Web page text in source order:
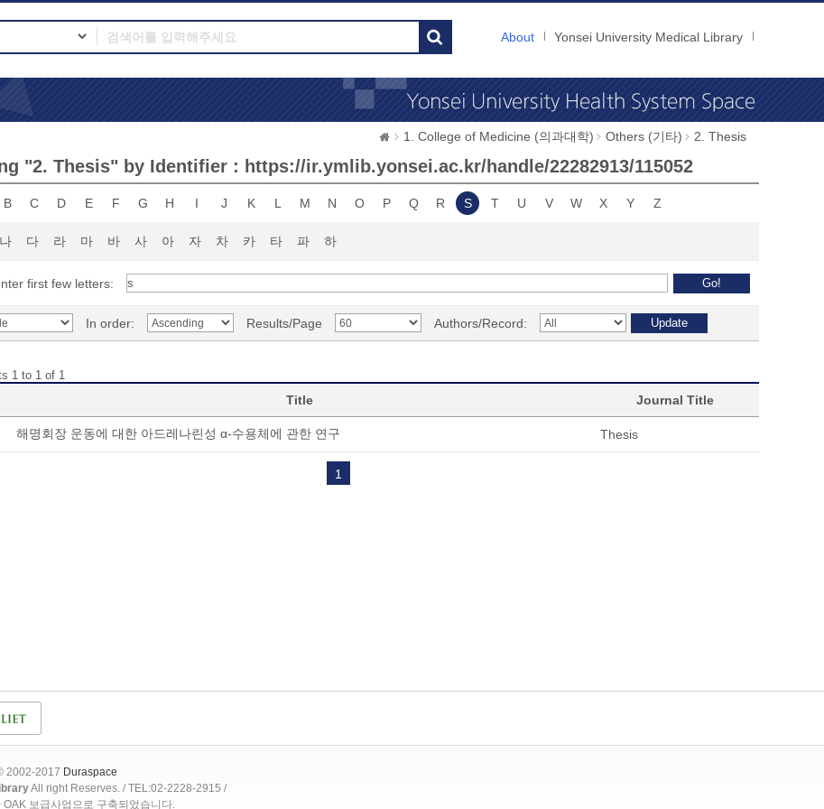
About Yonsei University Medical Library
1. College of Medicine (의과대학) Others (기타) 2. Thesis
"2. Thesis" by Identifier : https://ir.ymlib.yonsei.ac.kr/handle/22282913/115052
B C D E F G H I J K L M N O P Q R S T U V W X Y Z
나 다 라 마 바 사 아 자 차 카 타 파 하
first few letters:
In order: Results/Page Authors/Record:
1 to 1 of 1
Title Journal Title
해명회장 운동에 대한 아드레나린성 α-수용체에 관한 연구 Thesis
1
2002-2017 Duraspace
All right Reserves. / TEL:02-2228-2915 /
보급사업으로 구축되었습니다.